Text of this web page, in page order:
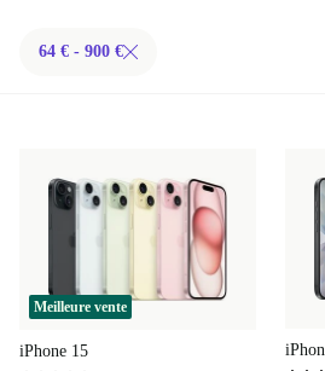
64 € - 900 €
Meilleure vente
iPhone 15